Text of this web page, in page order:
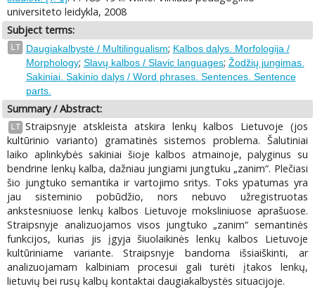
universiteto leidykla, 2008
Subject terms:
LT Daugiakalbystė / Multilingualism; Kalbos dalys. Morfologija /
Morphology; Slavų kalbos / Slavic languages; Žodžių jungimas.
Sakiniai. Sakinio dalys / Word phrases. Sentences. Sentence
parts.
Summary / Abstract:
LT Straipsnyje atskleista atskira lenkų kalbos Lietuvoje (jos
kultūrinio varianto) gramatinės sistemos problema. Šalutiniai
laiko aplinkybės sakiniai šioje kalbos atmainoje, palyginus su
bendrine lenkų kalba, dažniau jungiami jungtuku „zanim“. Plečiasi
šio jungtuko semantika ir vartojimo sritys. Toks ypatumas yra
jau sisteminio pobūdžio, nors nebuvo užregistruotas
ankstesniuose lenkų kalbos Lietuvoje moksliniuose aprašuose.
Straipsnyje analizuojamos visos jungtuko „zanim“ semantinės
funkcijos, kurias jis įgyja šiuolaikinės lenkų kalbos Lietuvoje
kultūriniame variante. Straipsnyje bandoma išsiaiškinti, ar
analizuojamam kalbiniam procesui gali turėti įtakos lenkų,
lietuvių bei rusų kalbų kontaktai daugiakalbystės situacijoje.